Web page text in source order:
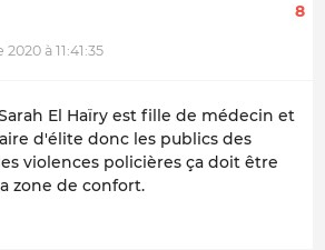
à 11:41:35
8
El Haïry est fille de médecin et
d'élite donc les publics des
violences policières ça doit être
zone de confort.